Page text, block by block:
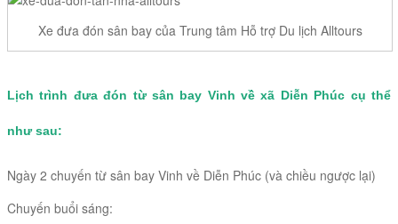
Xe đưa đón sân bay của Trung tâm Hỗ trợ Du lịch Alltours
Lịch trình đưa đón từ sân bay Vinh về xã Diễn Phúc cụ thể
như sau:
Ngày 2 chuyến từ sân bay Vinh về Diễn Phúc (và chiều ngược lại)
Chuyến buổi sáng: